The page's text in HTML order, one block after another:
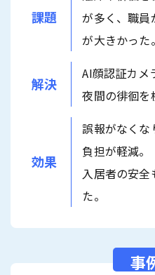
課題
が多く、職員
が大きかった。
解決
AI顔認証カメ
夜間の徘徊を
効果
誤報がなくな
負担が軽減。
入居者の安全
た。